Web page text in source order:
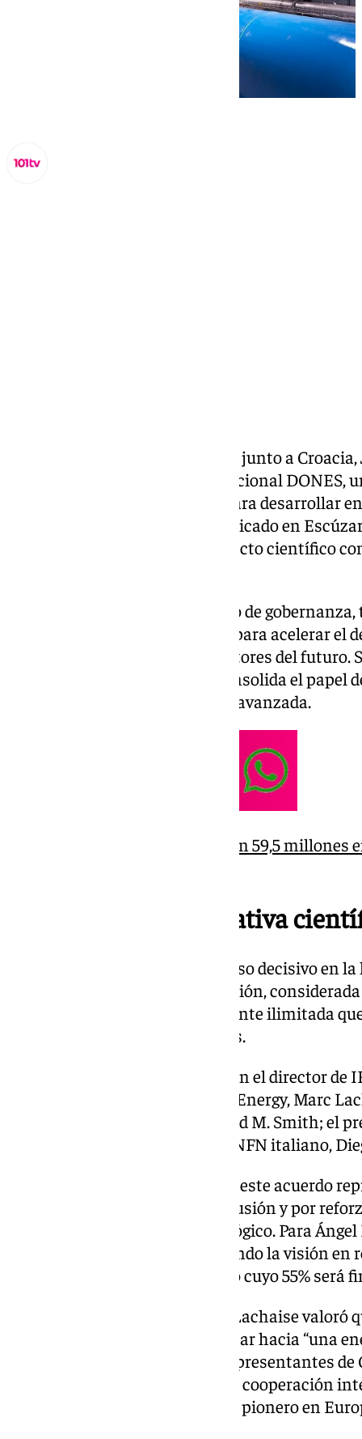
España ha firmado este viernes junto a
el Acuerdo Multilateral Internacional DONES,
la cooperación internacional para desarrollar
de partículas IFMIF-DONES, ubicado en
el respaldo definitivo a un proyecto científico
Este acuerdo establece el marco de
recursos y estrategia conjunta para acelerar el
fusión necesarias para los reactores del
precedentes en España, que consolida el papel
internacional en investigación avanzada.
El IFMIF-Dones contará con 59,5 millones
España toma la iniciativa
La firma del MIDA marca un paso decisivo en
el desarrollo de la energía de fusión,
segura, sostenible y prácticamente ilimitada
alimentan al sol y a las estrellas.
Los firmantes del acuerdo fueron el director de
Ibarra; el director de Fusion for Energy, Marc
Ruder Bošković de Croacia, David M. Smith; el
Shigeo, y el vicepresidente del INFN italiano,
Todos ellos coincidieron en que este acuerdo
por acelerar el desarrollo de la fusión y por
en un campo altamente tecnológico. Para
años de colaboración, convirtiendo la visión en
confianza global en un proyecto cuyo 55% será
Desde Fusion for Energy, Marc Lachaise valoró
determinación común de avanzar hacia “una
sostenible”, mientras que los representantes
destacaron el valor científico, la cooperación
transformador de este proyecto pionero en